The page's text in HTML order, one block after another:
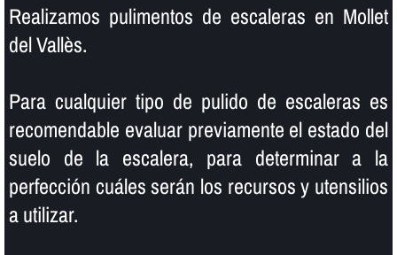
Realizamos pulimentos de escaleras en Mollet
del Vallès.
Para cualquier tipo de pulido de escaleras es
recomendable evaluar previamente el estado del
suelo de la escalera, para determinar a la
perfección cuáles serán los recursos y utensilios
a utilizar.